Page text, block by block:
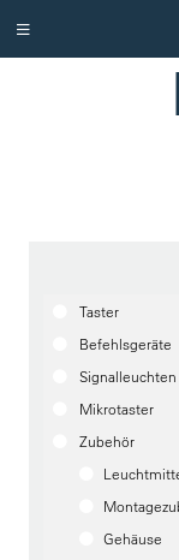
Taster
Befehlsgeräte
Signalleuchten
Mikrotaster
Zubehör
Gehäuse